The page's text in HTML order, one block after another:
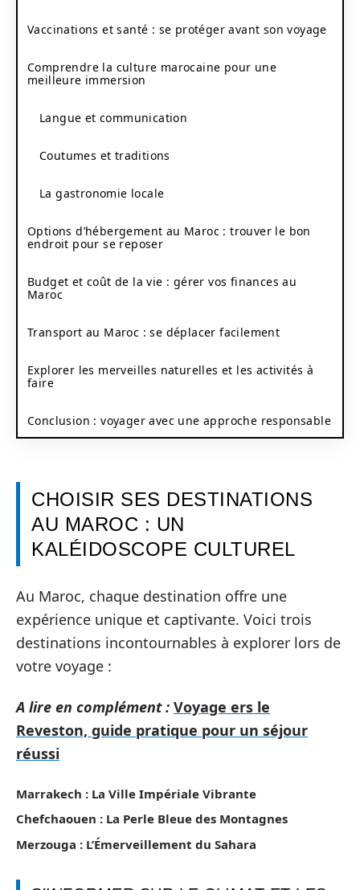
Vaccinations et santé : se protéger avant son voyage
Comprendre la culture marocaine pour une
meilleure immersion
Langue et communication
Coutumes et traditions
La gastronomie locale
Options d’hébergement au Maroc : trouver le bon
endroit pour se reposer
Budget et coût de la vie : gérer vos finances au
Maroc
Transport au Maroc : se déplacer facilement
Explorer les merveilles naturelles et les activités à
faire
Conclusion : voyager avec une approche responsable
CHOISIR SES DESTINATIONS
AU MAROC : UN
KALÉIDOSCOPE CULTUREL
Au Maroc, chaque destination offre une
expérience unique et captivante. Voici trois
destinations incontournables à explorer lors de
votre voyage :
A lire en complément : Voyage ers le
Reveston, guide pratique pour un séjour
réussi
Marrakech : La Ville Impériale Vibrante
Chefchaouen : La Perle Bleue des Montagnes
Merzouga : L’Émerveillement du Sahara